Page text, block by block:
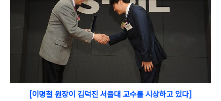
[이명철 원장이 김덕진 서울대 교수를 시상하고 있다]